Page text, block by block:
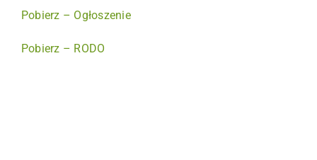
Pobierz – Ogłoszenie
Pobierz – RODO